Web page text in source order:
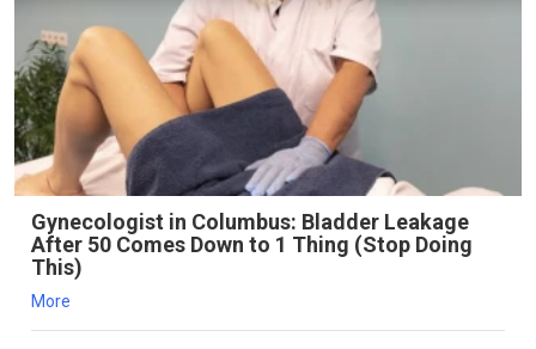
Gynecologist in Columbus: Bladder Leakage
After 50 Comes Down to 1 Thing (Stop Doing
This)
More